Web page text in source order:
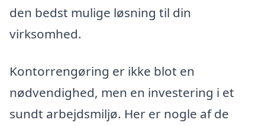
den bedst mulige løsning til din
virksomhed.
Kontorrengøring er ikke blot en
nødvendighed, men en investering i et
sundt arbejdsmiljø. Her er nogle af de